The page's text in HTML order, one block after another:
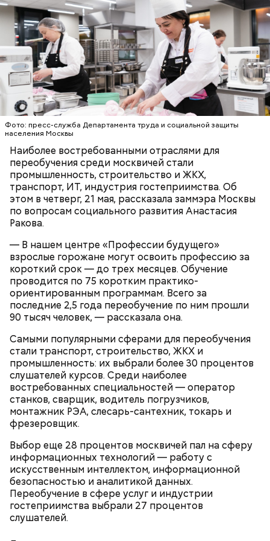
Фото: пресс-служба Департамента труда и социальной защиты
населения Москвы
Наиболее востребованными отраслями для
переобучения среди москвичей стали
промышленность, строительство и ЖКХ,
транспорт, ИТ, индустрия гостеприимства. Об
этом в четверг, 21 мая, рассказала заммэра Москвы
по вопросам социального развития Анастасия
Ракова.
— В нашем центре «Профессии будущего»
взрослые горожане могут освоить профессию за
короткий срок — до трех месяцев. Обучение
проводится по 75 коротким практико-
ориентированным программам. Всего за
последние 2,5 года переобучение по ним прошли
90 тысяч человек, — рассказала она.
Самыми популярными сферами для переобучения
стали транспорт, строительство, ЖКХ и
промышленность: их выбрали более 30 процентов
слушателей курсов. Среди наиболее
востребованных специальностей — оператор
станков, сварщик, водитель погрузчиков,
монтажник РЭА, слесарь-сантехник, токарь и
фрезеровщик.
Выбор еще 28 процентов москвичей пал на сферу
информационных технологий — работу с
искусственным интеллектом, информационной
безопасностью и аналитикой данных.
Переобучение в сфере услуг и индустрии
гостеприимства выбрали 27 процентов
слушателей.
— То, что вы видите, — не пререндеренный ролик.
Это не просто «картинка на стене». Это
интерактивная среда. Она живая. Система зависит
от положения камеры. Поворачиваете объектив —
фон поворачивается вместе с вами. Наклоняете —
меняется перспектива. Это и есть виртуальный
Куратор медиаклассов: Кинопарк
«Москино» вдохновляет
школьников на творчество
Технология, которую массово прославил сериал
«Мандалорец» (игровой движок Unreal Engine и
LED-экран), в России перестала быть экзотикой. Но
здесь, в «Москино», она получила промышленный
Обмануть глаз
— Каждую поездку нужно оплачивать сразу при
входе в транспорт. Это установлено пунктом 5.1
Правил пользования наземным транспортом.
Именно так фиксируется оплата и поездка
становится зас трахов анной. Оплатить можно
«Тройкой», банковской картой, QR-кодом через
приложение «Метро Москвы». Обязательно
дождитесь зеленой галочки.
Напоминаю, что льготным категориям пассажиров
тоже нужно прикладывать свою карту к
валидатору и иметь при себе подтверждающий
льготы документ. «Тройку» нужно прикладывать,
даже если вы приобрели абонемент «Единый» на
30, 90 или 365 дней.
— Было бы правильно напомнить о полномочиях
ваших сотрудников. Что имеет право
потребовать контролер у пассажира при
проверке билета и в случае, если проезд не
оплачен?